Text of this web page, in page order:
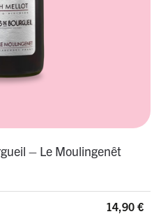
– Le Moulingenêt
14,90 €